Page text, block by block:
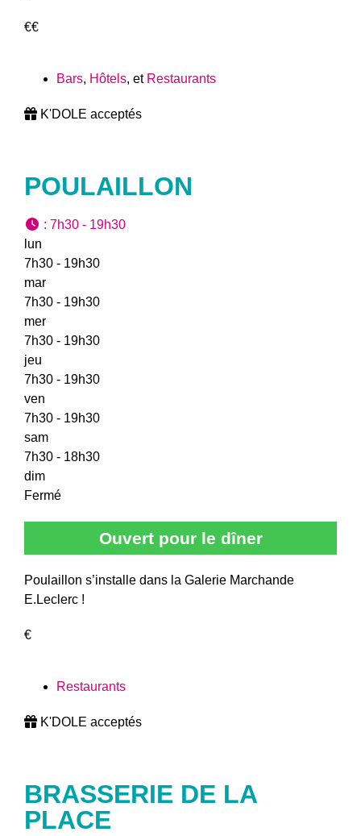
€€
Bars, Hôtels, et Restaurants
K'DOLE acceptés
POULAILLON
: 7h30 - 19h30
lun
7h30 - 19h30
mar
7h30 - 19h30
mer
7h30 - 19h30
jeu
7h30 - 19h30
ven
7h30 - 19h30
sam
7h30 - 18h30
dim
Fermé
Ouvert pour le dîner
Poulaillon s’installe dans la Galerie Marchande
E.Leclerc !
€
Restaurants
K'DOLE acceptés
BRASSERIE DE LA
PLACE